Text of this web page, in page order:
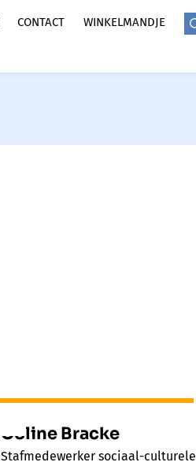
CONTACT WINKELMANDJE
Coline Bracke
Stafmedewerker sociaal-culturele